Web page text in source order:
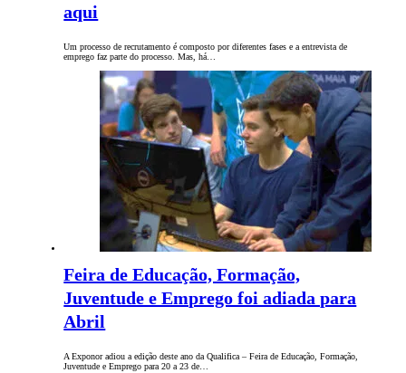
aqui
Um processo de recrutamento é composto por diferentes fases e a entrevista de
emprego faz parte do processo. Mas, há…
Feira de Educação, Formação,
Juventude e Emprego foi adiada para
Abril
A Exponor adiou a edição deste ano da Qualifica – Feira de Educação, Formação,
Juventude e Emprego para 20 a 23 de…